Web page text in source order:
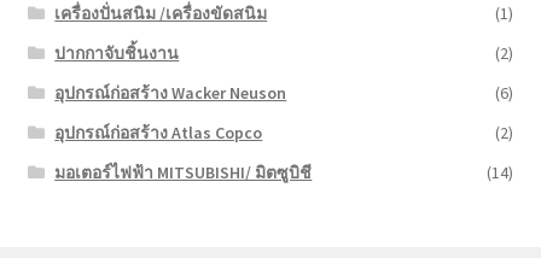
เครื่องปั่นสนิม /เครื่องขัดสนิม
(1)
ปากกาจับชิ้นงาน
(2)
อุปกรณ์ก่อสร้าง Wacker Neuson
(6)
อุปกรณ์ก่อสร้าง Atlas Copco
(2)
มอเตอร์ไฟฟ้า MITSUBISHI/ มิตซูบิชี
(14)